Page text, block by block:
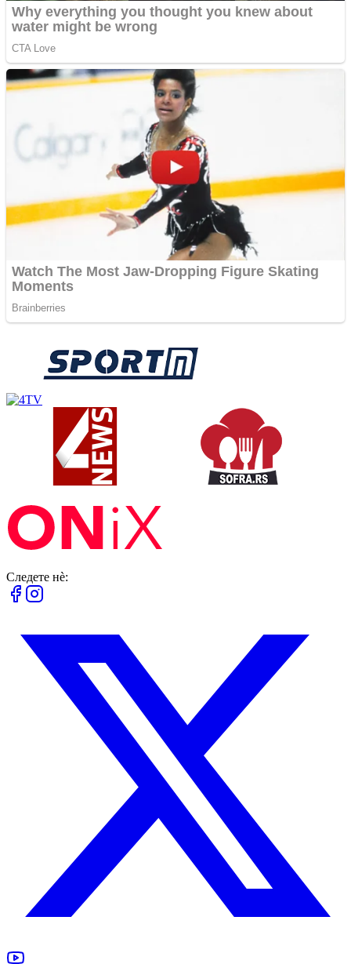
Следете нè: